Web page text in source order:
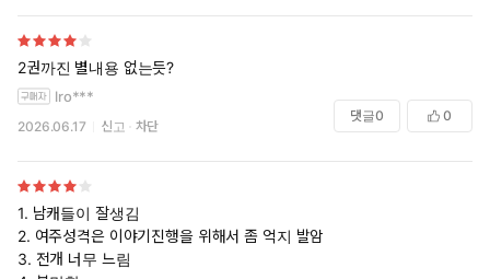
2권까진 별내용 없는듯?
lro***
2026.06.17 신고 차단
댓글0 0
1. 남캐들이 잘생김
2. 여주성격은 이야기진행을 위해서 좀 억지 발암
3. 전개 너무 느림